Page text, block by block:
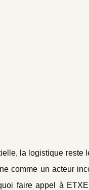
la logistique reste
comme un acteur
faire appel à